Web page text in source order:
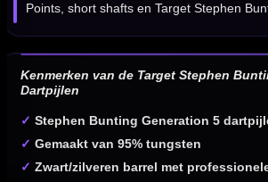
Points, short shafts en Target Stephen
Kenmerken van de Target Stephen
Dartpijlen
✓ Stephen Bunting Generation 5
✓ Gemaakt van 95% tungsten
✓ Zwart/zilveren barrel met